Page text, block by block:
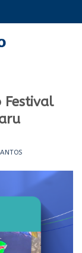
Festival